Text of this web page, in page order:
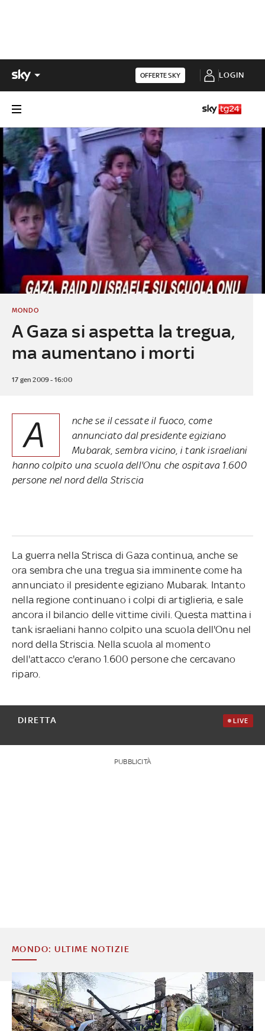
OFFERTE SKY LOGIN
A Gaza si aspetta la tregua,
ma aumentano i morti
MONDO
17 gen 2009 - 16:00
A
nche se il cessate il fuoco, come
annunciato dal presidente egiziano
Mubarak, sembra vicino, i tank israeliani
hanno colpito una scuola dell'Onu che ospitava 1.600
persone nel nord della Striscia
La guerra nella Strisca di Gaza continua, anche se
ora sembra che una tregua sia imminente come ha
annunciato il presidente egiziano Mubarak. Intanto
nella regione continuano i colpi di artiglieria, e sale
ancora il bilancio delle vittime civili. Questa mattina i
tank israeliani hanno colpito una scuola dell'Onu nel
nord della Striscia. Nella scuola al momento
dell'attacco c'erano 1.600 persone che cercavano
riparo.
DIRETTA LIVE
PUBBLICITÀ
MONDO: ULTIME NOTIZIE